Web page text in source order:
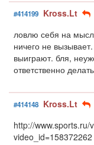
#414199 Kross.Lt
ловлю себя на
ничего не
выиграют. бля,
ответственно
#414148 Kross.Lt
http://
video_id=158372262